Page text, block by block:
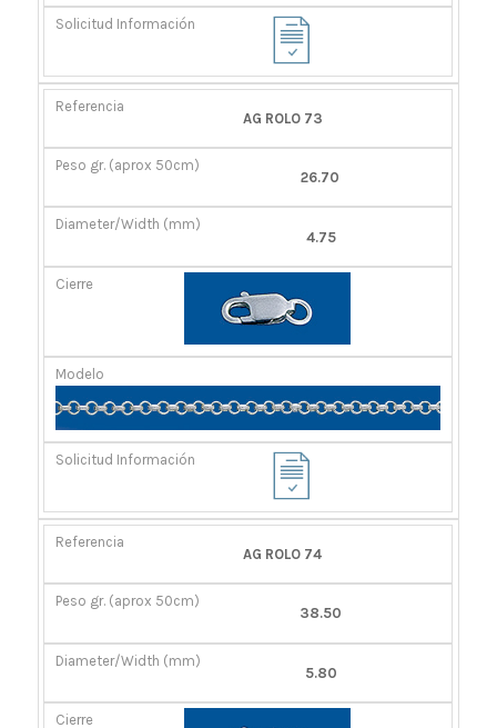
AG ROLO 73
26.70
4.75
AG ROLO 74
38.50
5.80